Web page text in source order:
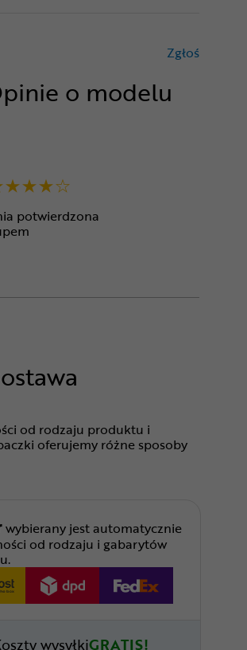
o modelu
Zgłoś
potwierdzona
od rodzaju produktu i
oferujemy różne sposoby
wybierany jest automatycznie
od rodzaju i gabarytów
wysyłkiGRATIS!